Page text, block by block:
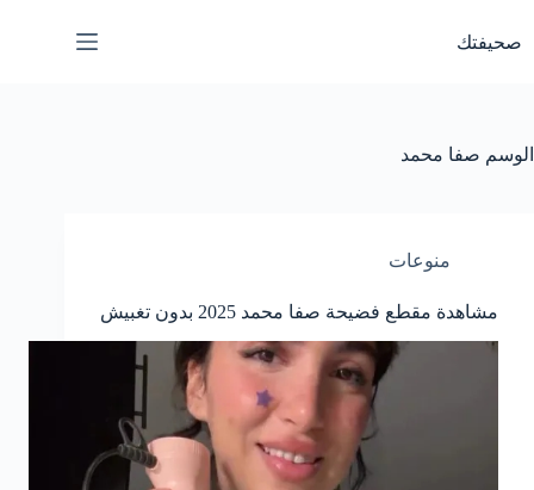
المحتوى
صحيفتك
الوسم صفا محمد
منوعات
مشاهدة مقطع فضيحة صفا محمد 2025 بدون تغبيش